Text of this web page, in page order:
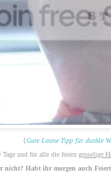
{Gute Laune Tipp für dunkle
und für alle die feiern gruselige
nicht? Habt ihr morgen auch